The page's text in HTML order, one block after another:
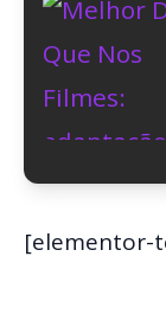
[elementor-